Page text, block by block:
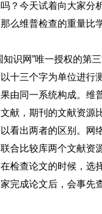
？今天试着向大家
么维普检查的重量比
知识网”唯一授权的第
十三个字为单位进行
由同一系统构成。
献，期刊的文献资
看出两者的区别。网
合比较库两个文献资
检查论文的时候，
完成论文后，会事先